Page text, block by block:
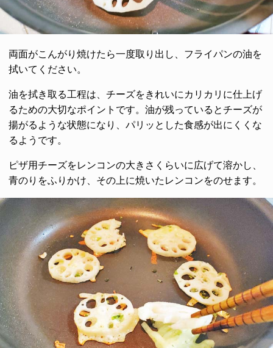
両面がこんがり焼けたら一度取り出し、フライパンの油を
拭いてください。
油を拭き取る工程は、チーズをきれいにカリカリに仕上げ
るための大切なポイントです。油が残っているとチーズが
揚がるような状態になり、パリッとした食感が出にくくな
るようです。
ピザ用チーズをレンコンの大きさくらいに広げて溶かし、
青のりをふりかけ、その上に焼いたレンコンをのせます。